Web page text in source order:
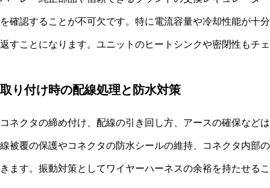
を確認することが不可欠です。特に電流容量や冷却性能が十
返すことになります。ユニットのヒートシンクや密閉性もチ
取り付け時の配線処理と防水対策
コネクタの締め付け、配線の引き回し方、アースの確保など
線被覆の保護やコネクタの防水シールの維持、コネクタ内部
きます。振動対策としてワイヤーハーネスの余裕を持たせる